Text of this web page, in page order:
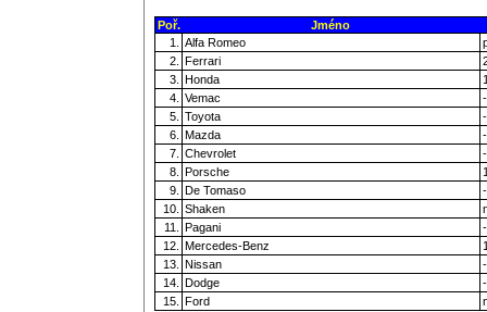
Poř.
Jméno
1.
Alfa Romeo
2.
Ferrari
3.
Honda
4.
Vemac
-
5.
Toyota
-
6.
Mazda
-
7.
Chevrolet
-
8.
Porsche
9.
De Tomaso
-
10.
Shaken
11.
Pagani
-
12.
Mercedes-Benz
13.
Nissan
-
14.
Dodge
-
15.
Ford